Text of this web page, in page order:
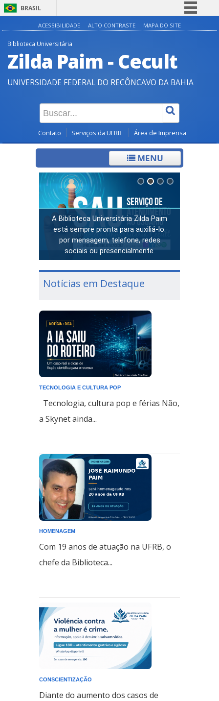
BRASIL
Simplifique!
Participe
Acesso à informação
Legislação
Canais
ACESSIBILIDADE ALTO CONTRASTE MAPA DO SITE
Biblioteca Universitária
Zilda Paim - Cecult
UNIVERSIDADE FEDERAL DO RECÔNCAVO DA BAHIA
Contato Serviços da UFRB Área de Imprensa
MENU
A Biblioteca Universitária Zilda Paim
está sempre pronta para auxiliá-lo:
por mensagem, telefone, redes
sociais ou presencialmente.
Notícias em Destaque
TECNOLOGIA E CULTURA POP
Tecnologia, cultura pop e férias Não,
a Skynet ainda...
HOMENAGEM
Com 19 anos de atuação na UFRB, o
chefe da Biblioteca...
CONSCIENTIZAÇÃO
Diante do aumento dos casos de